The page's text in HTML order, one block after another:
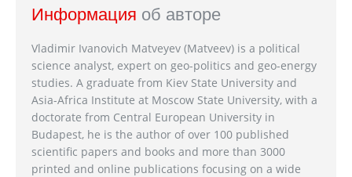
Информация об авторе
Vladimir Ivanovich Matveyev (Matveev) is a political
science analyst, expert on geo-politics and geo-energy
studies. A graduate from Kiev State University and
Asia-Africa Institute at Moscow State University, with a
doctorate from Central European University in
Budapest, he is the author of over 100 published
scientific papers and books and more than 3000
printed and online publications focusing on a wide